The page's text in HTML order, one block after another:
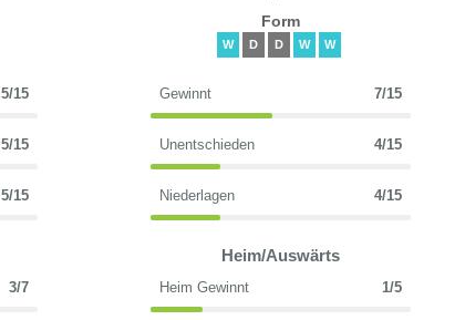
5/15
5/15
5/15
3/7
Form
W D D W W
Gewinnt 7/15
Unentschieden 4/15
Niederlagen 4/15
Heim/Auswärts
Heim Gewinnt 1/5